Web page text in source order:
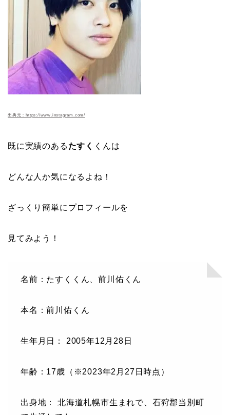
出典元：https://www.instagram.com/
既に実績のある たすく くんは
どんな人か気になるよね！
ざっくり簡単にプロフィールを
見てみよう！
名前：たすくくん、前川佑くん
本名：前川佑くん
生年月日： 2005年12月28日
年齢：17歳（※2023年2月27日時点）
出身地： 北海道札幌市生まれで、石狩郡当別町